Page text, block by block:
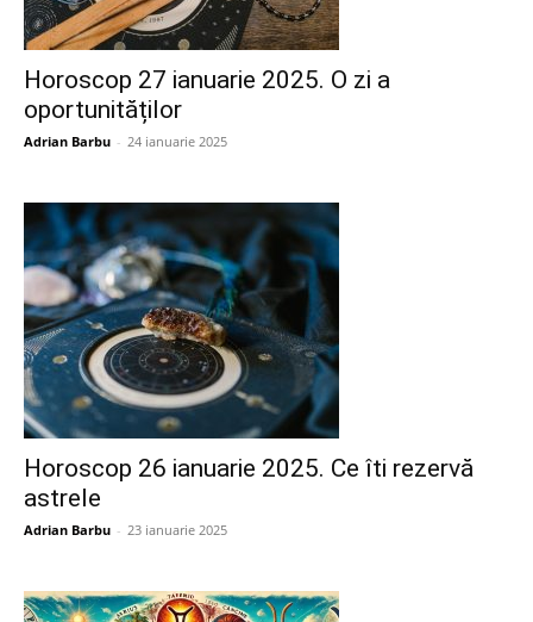
Horoscop 27 ianuarie 2025. O zi a
oportunităților
Adrian Barbu - 24 ianuarie 2025
Horoscop 26 ianuarie 2025. Ce îti rezervă
astrele
Adrian Barbu - 23 ianuarie 2025